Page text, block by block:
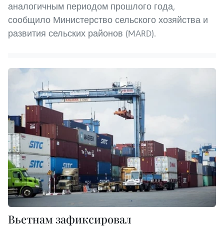
аналогичным периодом прошлого года,
сообщило Министерство сельского хозяйства и
развития сельских районов (MARD).
Вьетнам зафиксировал